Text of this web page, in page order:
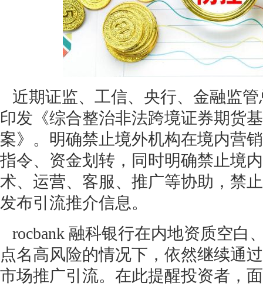
近期证监、工信、央行、金融监
印发《综合整治非法跨境证券期货
案》。明确禁止境外机构在境内营
指令、资金划转，同时明确禁止境
术、运营、客服、推广等协助，禁
发布引流推介信息。
rocbank 融科银行在内地资质空白
点名高风险的情况下，依然继续通
市场推广引流。在此提醒投资者，